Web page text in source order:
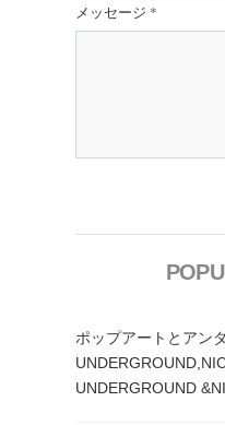
メッセージ *
ポップアートとアン
UNDERGROUND